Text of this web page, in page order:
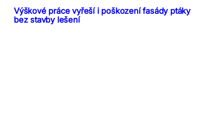
Výškové práce vyřeší i poškození fasády ptáky
bez stavby lešení